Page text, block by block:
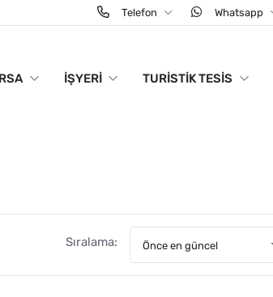
Telefon Whatsapp
İŞYERI TURISTIK TESIS
Sıralama: Önce en güncel